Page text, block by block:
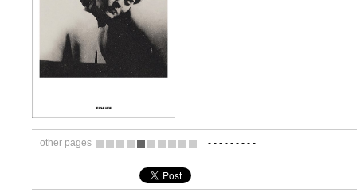
other pages - - - - - - - - -